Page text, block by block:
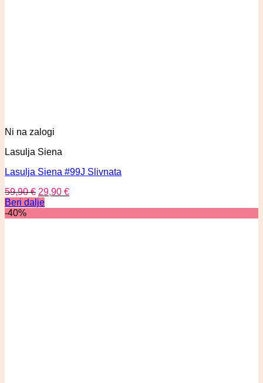
Ni na zalogi
Lasulja Siena
Lasulja Siena #99J Slivnata
59,90€ 29,90 €
Beri dalje
-40%